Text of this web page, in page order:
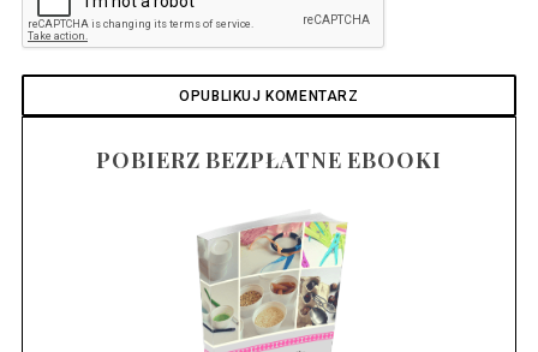
POBIERZ BEZPŁATNE EBOOKI